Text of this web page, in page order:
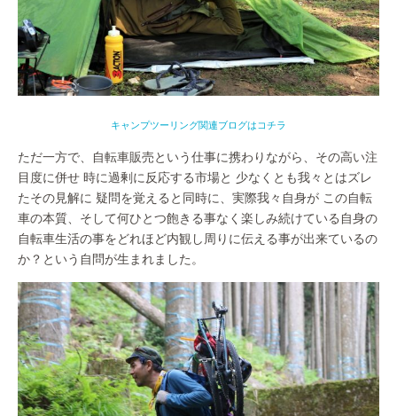
キャンプツーリング関連ブログはコチラ
ただ一方で、自転車販売という仕事に携わりながら、その高い注
目度に併せ 時に過剰に反応する市場と 少なくとも我々とはズレ
たその見解に 疑問を覚えると同時に、実際我々自身が この自転
車の本質、そして何ひとつ飽きる事なく楽しみ続けている自身の
自転車生活の事をどれほど内観し周りに伝える事が出来ているの
か？という自問が生まれました。